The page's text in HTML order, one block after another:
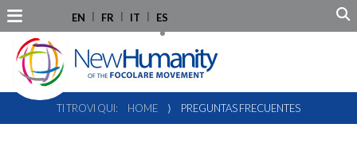
EN FR IT ES
TI TROVI QUI: HOME ⟩ PREGUNTAS FRECUENTES